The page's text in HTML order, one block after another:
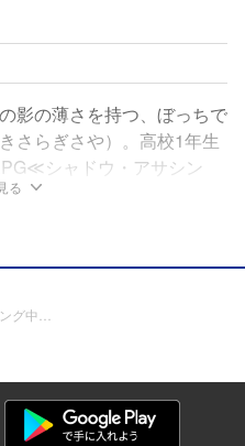
影の薄さを持つ、ぼっちで
さらぎさや）。高校1年生
シャドウ・アサシン
夜は、魔獣や妖怪が跋扈
世界でも持ち前の影の薄
流プレイヤー『クロ』と
。そんなクロのもとに弟子
る
グ中…